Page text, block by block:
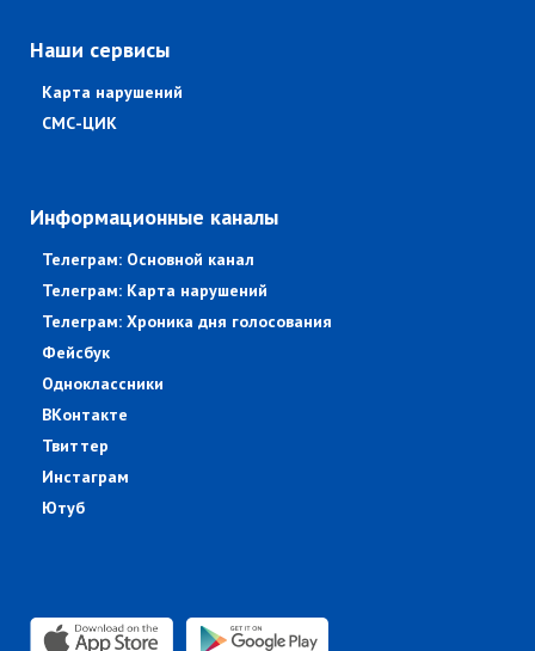
Наши сервисы
Карта нарушений
СМС-ЦИК
Информационные каналы
Телеграм: Основной канал
Телеграм: Карта нарушений
Телеграм: Хроника дня голосования
Фейсбук
Одноклассники
ВКонтакте
Твиттер
Инстаграм
Ютуб